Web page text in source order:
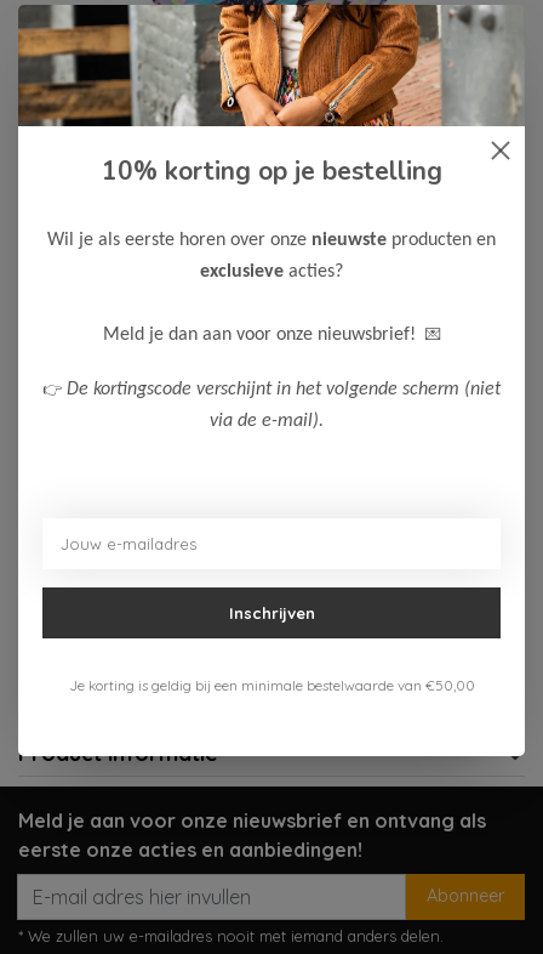
B.Nosy
B Nosy Meisjes Bikini Wendy
Gratis verzenden vanaf 75,-
Meer informatie?
Neem contact op over dit product
Product informatie
Meld je aan voor onze nieuwsbrief en ontvang als
eerste onze acties en aanbiedingen!
Abonneer
* We zullen uw e-mailadres nooit met iemand anders delen.
10% korting op je bestelling
Wil je als eerste horen over onze nieuwste producten en
exclusieve acties?
Meld je dan aan voor onze nieuwsbrief! 💌
👉 De kortingscode verschijnt in het volgende scherm (niet
via de e-mail).
Inschrijven
Je korting is geldig bij een minimale bestelwaarde van €50,00